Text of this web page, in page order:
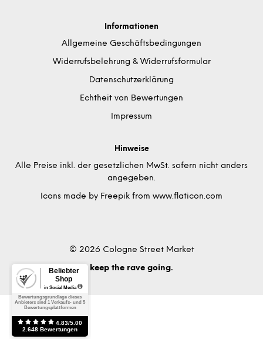
Informationen
Allgemeine Geschäftsbedingungen
Widerrufsbelehrung & Widerrufsformular
Datenschutzerklärung
Echtheit von Bewertungen
Impressum
Hinweise
Alle Preise inkl. der gesetzlichen MwSt. sofern nicht anders
angegeben.
Icons made by Freepik from www.flaticon.com
© 2026 Cologne Street Market
keep the rave going.